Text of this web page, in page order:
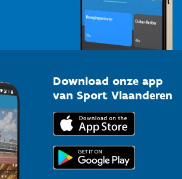
Download onze app
van Sport Vlaanderen